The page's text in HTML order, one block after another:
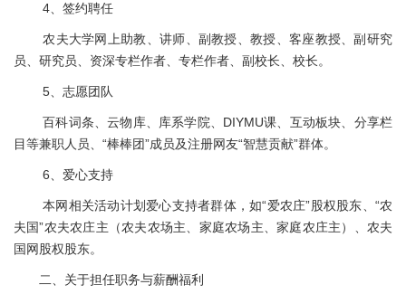
4、签约聘任
农夫大学网上助教、讲师、副教授、教授、客座教授、副研究
员、研究员、资深专栏作者、专栏作者、副校长、校长。
5、志愿团队
百科词条、云物库、库系学院、DIYMU课、互动板块、分享栏
目等兼职人员、“棒棒团”成员及注册网友“智慧贡献”群体。
6、爱心支持
本网相关活动计划爱心支持者群体，如“爱农庄”股权股东、“农
夫国”农夫农庄主（农夫农场主、家庭农场主、家庭农庄主）、农夫
国网股权股东。
二、关于担任职务与薪酬福利